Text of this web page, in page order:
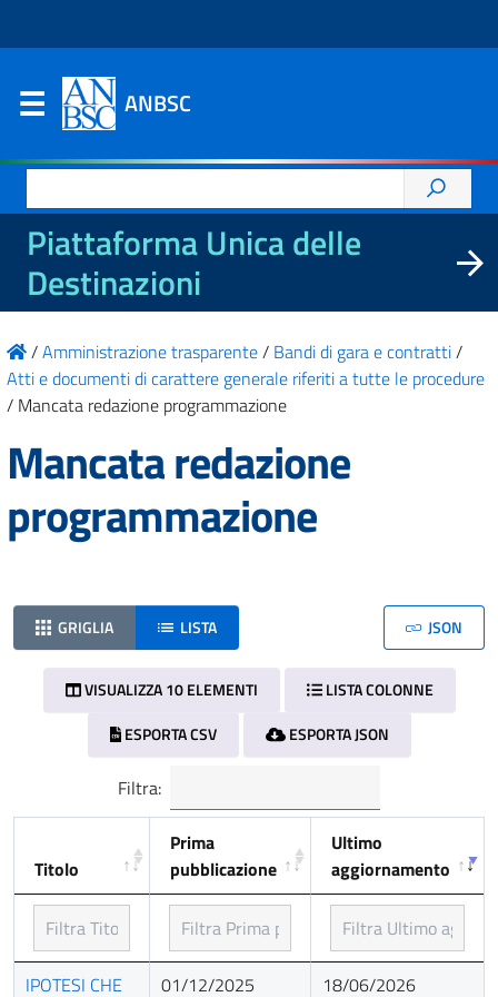
ANBSC
per:
Piattaforma Unica delle
Destinazioni
/Amministrazione trasparente/ Bandi di gara e contratti/
Atti e documenti di carattere generale riferiti a tutte le procedure
/ Mancata redazione programmazione
Mancata redazione
programmazione
GRIGLIA LISTA JSON
VISUALIZZA 10 ELEMENTI
LISTA COLONNE
ESPORTA CSV
ESPORTA JSON
Filtra:
Titolo
Prima
pubblicazione
Ultimo
aggiornamento
Titolo
Prima
Ultimo
IPOTESI CHE 01/12/2025 18/06/2026